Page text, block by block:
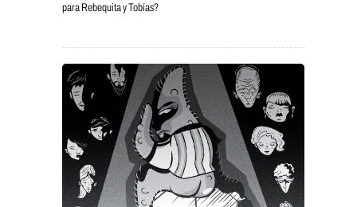
para Rebequita y Tobías?